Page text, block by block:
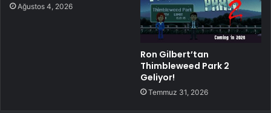
Ağustos 4, 2026
Ron Gilbert’tan
Thimbleweed Park 2
Geliyor!
Temmuz 31, 2026